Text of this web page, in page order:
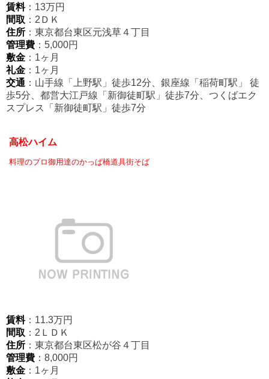
賃料：13万円
間取 ：2ＤＫ
住所 ： 東京都台東区元浅草４丁目
管理費 ：5,000円
敷金 ：1ヶ月
礼金 ：1ヶ月
交通 ：山手線「上野駅」徒歩12分、銀座線「稲荷町駅 」
徒
歩5分、都営大江戸線「新御徒町駅」徒歩7分、つくばエク
スプレス「新御徒町駅」徒歩7分
高松ハイム
料理のプロ御用達のかっぱ橋道具街そば
賃料：11.3万円
間取 ：2ＬＤＫ
住所 ：東京都台東区松が谷４丁目
管理費 ：8,000円
敷金 ：1ヶ月